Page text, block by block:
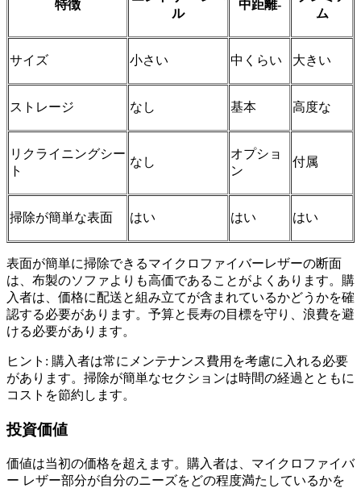
特徴
ル
中距離-
ム
サイズ 小さい 中くらい 大きい
ストレージ なし 基本 高度な
リクライニングシー
ト
なし
オプショ
ン
付属
掃除が簡単な表面 はい はい はい
表面が簡単に掃除できるマイクロファイバーレザーの断面
は、布製のソファよりも高価であることがよくあります。購
入者は、価格に配送と組み立てが含まれているかどうかを確
認する必要があります。予算と長寿の目標を守り、浪費を避
ける必要があります。
ヒント: 購入者は常にメンテナンス費用を考慮に入れる必要
があります。掃除が簡単なセクションは時間の経過とともに
コストを節約します。
投資価値
価値は当初の価格を超えます。購入者は、マイクロファイバ
ー レザー部分が自分のニーズをどの程度満たしているかを